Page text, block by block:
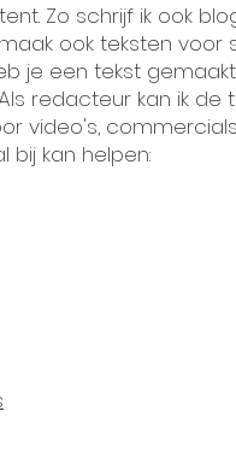
Zo schrijf ik ook
ook teksten voor
je een tekst
redacteur kan ik de
video's,
bij kan helpen: